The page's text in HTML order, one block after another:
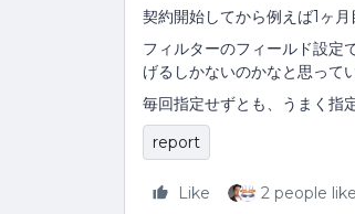
契約開始してから例えば1ヶ
フィルターのフィールド設定
げるしかないのかなと思って
毎回指定せずとも、うまく指
report
Like 2 people